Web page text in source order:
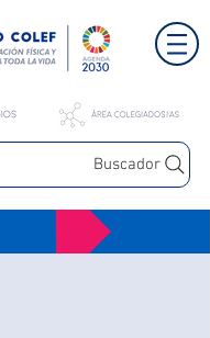
Buscador